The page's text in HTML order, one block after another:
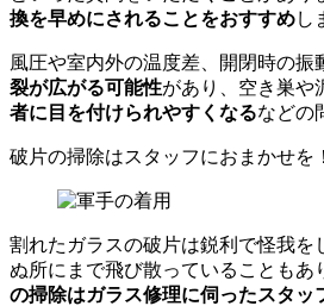
換を早めにされることをおすすめし
風圧や室内外の温度差、開閉時の振
裂が広がる可能性があり、空き巣や
者に目を付けられやすくなるなどの
破片の掃除はスタッフにおまかせを！
割れたガラスの破片は鋭利で怪我を
ぬ所にまで飛び散っていることもあ
の掃除はガラス修理に伺ったスタッ